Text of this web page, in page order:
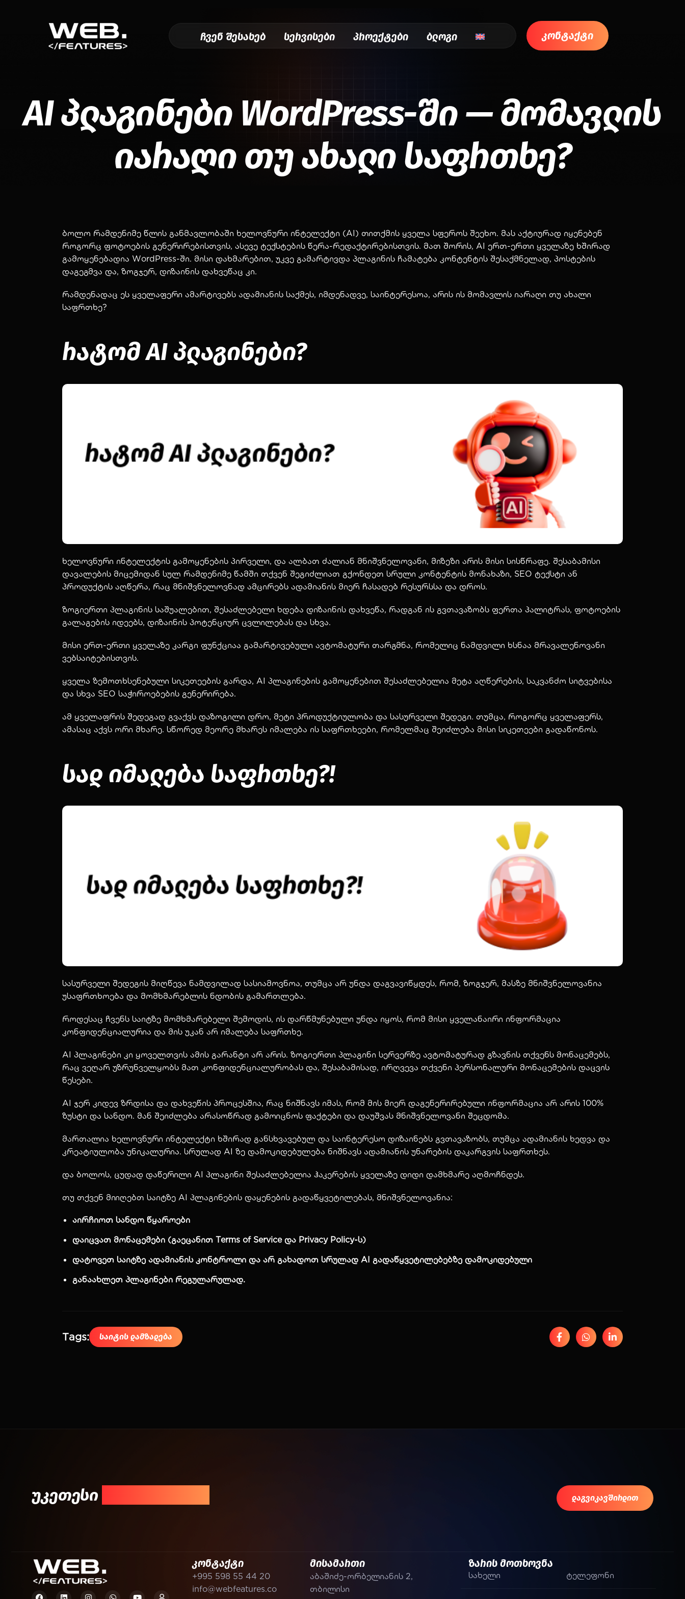
ჩვენ შესახებ სერვისები პროექტები ბლოგი კონტაქტი
AI პლაგინები WordPress-ში — მომავლის
იარაღი თუ ახალი საფრთხე?
ბოლო რამდენიმე წლის განმავლობაში ხელოვნური ინტელექტი (AI) თითქმის ყველა სფეროს შეეხო. მას აქტიურად იყენებენ
როგორც ფოტოების გენერირებისთვის, ასევე ტექსტების წერა-რედაქტირებისთვის. მათ შორის, AI ერთ-ერთი ყველაზე ხშირად
გამოყენებადია WordPress-ში. მისი დახმარებით, უკვე გამარტივდა პლაგინის ჩამატება კონტენტის შესაქმნელად, პოსტების
დაგეგმვა და, ზოგჯერ, დიზაინის დახვეწაც კი.
რამდენადაც ეს ყველაფერი ამარტივებს ადამიანის საქმეს, იმდენადვე, საინტერესოა, არის ის მომავლის იარაღი თუ ახალი
საფრთხე?
რატომ AI პლაგინები?
ხელოვნური ინტელექტის გამოყენების პირველი, და ალბათ ძალიან მნიშვნელოვანი, მიზეზი არის მისი სისწრაფე. შესაბამისი
დავალების მიცემიდან სულ რამდენიმე წამში თქვენ შეგიძლიათ გქონდეთ სრული კონტენტის მონახაზი, SEO ტექსტი ან
პროდუქტის აღწერა, რაც მნიშვნელოვნად ამცირებს ადამიანის მიერ ჩასადებ რესურსსა და დროს.
ზოგიერთი პლაგინის საშუალებით, შესაძლებელი ხდება დიზაინის დახვეწა, რადგან ის გვთავაზობს ფერთა პალიტრას, ფოტოების
გალაგების იდეებს, დიზაინის პოტენციურ ცვლილებას და სხვა.
მისი ერთ-ერთი ყველაზე კარგი ფუნქციაა გამარტივებული ავტომატური თარგმნა, რომელიც ნამდვილი ხსნაა მრავალენოვანი
ვებსაიტებისთვის.
ყველა ზემოთხსენებული სიკეთეების გარდა, AI პლაგინების გამოყენებით შესაძლებელია მეტა აღწერების, საკვანძო სიტვებისა
და სხვა SEO საჭიროებების გენერირება.
ამ ყველაფრის შედეგად გვაქვს დაზოგილი დრო, მეტი პროდუქტიულობა და სასურველი შედეგი. თუმცა, როგორც ყველაფერს,
ამასაც აქვს ორი მხარე. სწორედ მეორე მხარეს იმალება ის საფრთხეები, რომელმაც შეიძლება მისი სიკეთეები გადაწონოს.
სად იმალება საფრთხე?!
სასურველი შედეგის მიღწევა ნამდვილად სასიამოვნოა, თუმცა არ უნდა დაგვავიწყდეს, რომ, ზოგჯერ, მასზე მნიშვნელოვანია
უსაფრთხოება და მომხმარებლის ნდობის გამართლება.
როდესაც ჩვენს საიტზე მომხმარებელი შემოდის, ის დარწმუნებული უნდა იყოს, რომ მისი ყველანაირი ინფორმაცია
კონფიდენციალურია და მის უკან არ იმალება საფრთხე.
AI პლაგინები კი ყოველთვის ამის გარანტი არ არის. ზოგიერთი პლაგინი სერვერზე ავტომატურად გზავნის თქვენს მონაცემებს,
რაც ვეღარ უზრუნველყობს მათ კონფიდენციალურობას და, შესაბამისად, ირღვევა თქვენი პერსონალური მონაცემების დაცვის
წესები.
AI ჯერ კიდევ ზრდისა და დახვეწის პროცესშია, რაც ნიშნავს იმას, რომ მის მიერ დაგენერირებული ინფორმაცია არ არის 100%
ზუსტი და სანდო. მან შეიძლება არასოწრად გამოიცნოს ფაქტები და დაუშვას მნიშვნელოვანი შეცდომა.
მართალია ხელოვნური ინტელექტი ხშირად განსხვავებულ და საინტერესო დიზაინებს გვთავაზობს, თუმცა ადამიანის ხედვა და
კრეატიულობა უნიკალურია. სრულად AI ზე დამოკიდებულება ნიშნავს ადამიანის უნარების დაკარგვის საფრთხეს.
და ბოლოს, ცუდად დაწერილი AI პლაგინი შესაძლებელია ჰაკერების ყველაზე დიდი დამხმარე აღმოჩნდეს.
თუ თქვენ მიიღებთ საიტზე AI პლაგინების დაყენების გადაწყვეტილებას, მნიშვნელოვანია:
აირჩიოთ სანდო წყაროები
დაიცვათ მონაცემები (გაეცანით Terms of Service და Privacy Policy-ს)
დატოვეთ საიტზე ადამიანის კონტროლი და არ გახადოთ სრულად AI გადაწყვეტილებებზე დამოკიდებული
განაახლეთ პლაგინები რეგულარულად.
Tags: Საიტის Დამზადება
უკეთესი დაგვიკავშირდით
კონტაქტი
+995 598 55 44 20
info@webfeatures.co
მისამართი
აბაშიძე-ორბელიანის 2,
თბილისი
ზარის მოთხოვნა